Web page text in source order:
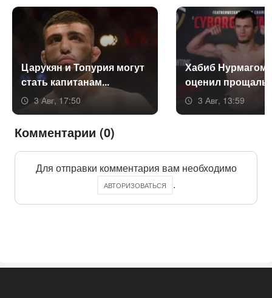
Ца­рукян и То­пурия мо­гут
стать ка­пита­нам...
3 Авг, 17:50
Ха­биб
оце­нил
3 Авг, 13:59
Комментарии (0)
Для отправки комментария вам необходимо
АВТОРИЗОВАТЬСЯ .